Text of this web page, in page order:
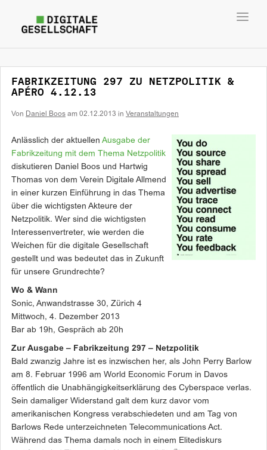
FABRIKZEITUNG 297 ZU NETZPOLITIK &
APÉRO 4.12.13
Von Daniel Boos am 02.12.2013 in Veranstaltungen
Anlässlich der aktuellen Ausgabe der
Fabrikzeitung mit dem Thema Netzpolitik
diskutieren Daniel Boos und Hartwig
Thomas von dem Verein Digitale Allmend
in einer kurzen Einführung in das Thema
über die wichtigsten Akteure der
Netzpolitik. Wer sind die wichtigsten
Interessenvertreter, wie werden die
Weichen für die digitale Gesellschaft
gestellt und was bedeutet das in Zukunft
für unsere Grundrechte?
Wo & Wann
Sonic, Anwandstrasse 30, Zürich 4
Mittwoch, 4. Dezember 2013
Bar ab 19h, Gespräch ab 20h
Zur Ausgabe – Fabrikzeitung 297 – Netzpolitik
Bald zwanzig Jahre ist es inzwischen her, als John Perry Barlow
am 8. Februar 1996 am World Economic Forum in Davos
öffentlich die Unabhängigkeitserklärung des Cyberspace verlas.
Sein damaliger Widerstand galt dem kurz davor vom
amerikanischen Kongress verabschiedeten und am Tag von
Barlows Rede unterzeichneten Telecommunications Act.
Während das Thema damals noch in einem Elitediskurs